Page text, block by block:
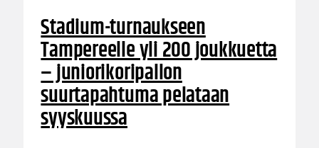
Stadium-turnaukseen
Tampereelle yli 200 joukkuetta
– juniorikoripallon
suurtapahtuma pelataan
syyskuussa